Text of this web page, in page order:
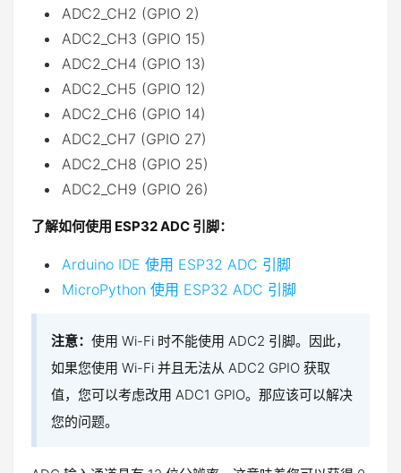
ADC2_CH2 (GPIO 2)
ADC2_CH3 (GPIO 15)
ADC2_CH4 (GPIO 13)
ADC2_CH5 (GPIO 12)
ADC2_CH6 (GPIO 14)
ADC2_CH7 (GPIO 27)
ADC2_CH8 (GPIO 25)
ADC2_CH9 (GPIO 26)
了解如何使用 ESP32 ADC 引脚：
Arduino IDE 使用 ESP32 ADC 引脚
MicroPython 使用 ESP32 ADC 引脚
注意： 使用 Wi-Fi 时不能使用 ADC2 引脚。因此，
如果您使用 Wi-Fi 并且无法从 ADC2 GPIO 获取
值，您可以考虑改用 ADC1 GPIO。那应该可以解决
您的问题。